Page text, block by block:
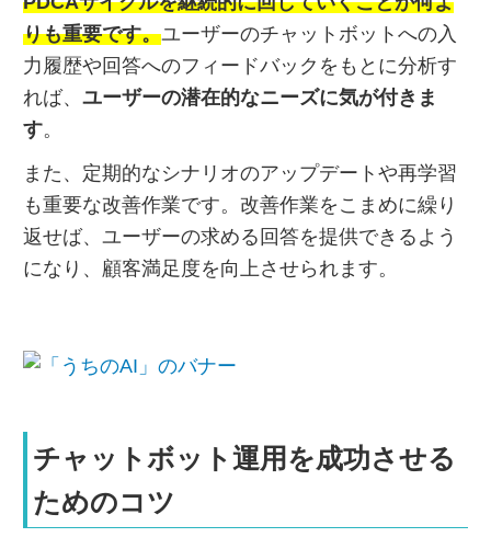
りも重要です。ユーザーのチャットボットへの入
力履歴や回答へのフィードバックをもとに分析す
れば、 ユーザーの潜在的なニーズに気が付きま
す。
また、定期的なシナリオのアップデートや再学習
も重要な改善作業です。改善作業をこまめに繰り
返せば、ユーザーの求める回答を提供できるよう
になり、顧客満足度を向上させられます。
チャットボット運用を成功させる
ためのコツ